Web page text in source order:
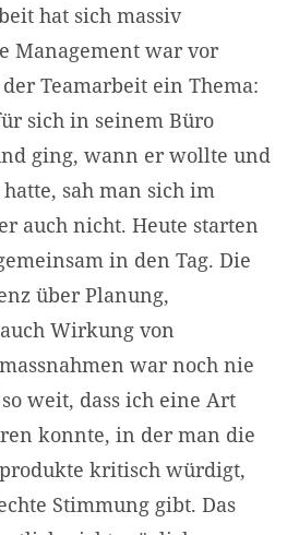
hat sich massiv
Management war vor
Teamarbeit ein Thema:
sich in seinem Büro
ging, wann er wollte und
sah man sich im
auch nicht. Heute starten
in den Tag. Die
über Planung,
Wirkung von
war noch nie
so weit, dass ich eine Art
konnte, in der man die
kritisch würdigt,
Stimmung gibt. Das